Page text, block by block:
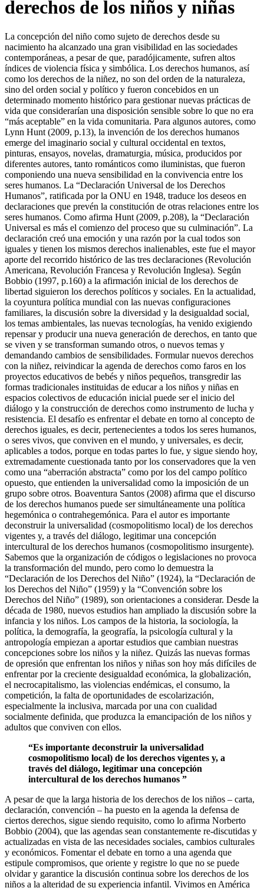
derechos de los niños y niñas
La concepción del niño como sujeto de derechos desde su
nacimiento ha alcanzado una gran visibilidad en las sociedades
contemporáneas, a pesar de que, paradójicamente, sufren altos
índices de violencia física y simbólica. Los derechos humanos, así
como los derechos de la niñez, no son del orden de la naturaleza,
sino del orden social y político y fueron concebidos en un
determinado momento histórico para gestionar nuevas prácticas de
vida que considerarían una disposición sensible sobre lo que no era
“más aceptable” en la vida comunitaria. Para algunos autores, como
Lynn Hunt (2009, p.13), la invención de los derechos humanos
emerge del imaginario social y cultural occidental en textos,
pinturas, ensayos, novelas, dramaturgia, música, producidos por
diferentes autores, tanto románticos como iluministas, que fueron
componiendo una nueva sensibilidad en la convivencia entre los
seres humanos. La “Declaración Universal de los Derechos
Humanos”, ratificada por la ONU en 1948, traduce los deseos en
declaraciones que prevén la constitución de otras relaciones entre los
seres humanos. Como afirma Hunt (2009, p.208), la “Declaración
Universal es más el comienzo del proceso que su culminación”. La
declaración creó una emoción y una razón por la cual todos son
iguales y tienen los mismos derechos inalienables, este fue el mayor
aporte del recorrido histórico de las tres declaraciones (Revolución
Americana, Revolución Francesa y Revolución Inglesa). Según
Bobbio (1997, p.160) a la afirmación inicial de los derechos de
libertad siguieron los derechos políticos y sociales. En la actualidad,
la coyuntura política mundial con las nuevas configuraciones
familiares, la discusión sobre la diversidad y la desigualdad social,
los temas ambientales, las nuevas tecnologías, ha venido exigiendo
repensar y producir una nueva generación de derechos, en tanto que
se viven y se transforman sumando otros, o nuevos temas y
demandando cambios de sensibilidades. Formular nuevos derechos
con la niñez, reivindicar la agenda de derechos como faros en los
proyectos educativos de bebés y niños pequeños, transgredir las
formas tradicionales instituidas de educar a los niños y niñas en
espacios colectivos de educación inicial puede ser el inicio del
diálogo y la construcción de derechos como instrumento de lucha y
resistencia. El desafío es enfrentar el debate en torno al concepto de
derechos iguales, es decir, pertenecientes a todos los seres humanos,
o seres vivos, que conviven en el mundo, y universales, es decir,
aplicables a todos, porque en todas partes lo fue, y sigue siendo hoy,
extremadamente cuestionada tanto por los conservadores que la ven
como una “aberración abstracta” como por los del campo político
opuesto, que entienden la universalidad como la imposición de un
grupo sobre otros. Boaventura Santos (2008) afirma que el discurso
de los derechos humanos puede ser simultáneamente una política
hegemónica o contrahegemónica. Para el autor es importante
deconstruir la universalidad (cosmopolitismo local) de los derechos
vigentes y, a través del diálogo, legitimar una concepción
intercultural de los derechos humanos (cosmopolitismo insurgente).
Sabemos que la organización de códigos o legislaciones no provoca
la transformación del mundo, pero como lo demuestra la
“Declaración de los Derechos del Niño” (1924), la “Declaración de
los Derechos del Niño” (1959) y la “Convención sobre los
Derechos del Niño” (1989), son orientaciones a considerar. Desde la
década de 1980, nuevos estudios han ampliado la discusión sobre la
infancia y los niños. Los campos de la historia, la sociología, la
política, la demografía, la geografía, la psicología cultural y la
antropología empiezan a aportar estudios que cambian nuestras
concepciones sobre los niños y la niñez. Quizás las nuevas formas
de opresión que enfrentan los niños y niñas son hoy más difíciles de
enfrentar por la creciente desigualdad económica, la globalización,
el necrocapitalismo, las violencias endémicas, el consumo, la
competición, la falta de oportunidades de escolarización,
especialmente la inclusiva, marcada por una con cualidad
socialmente definida, que produzca la emancipación de los niños y
adultos que conviven con ellos.
“Es importante deconstruir la universalidad
cosmopolitismo local) de los derechos vigentes y, a
través del diálogo, legitimar una concepción
intercultural de los derechos humanos ”
A pesar de que la larga historia de los derechos de los niños – carta,
declaración, convención – ha puesto en la agenda la defensa de
ciertos derechos, sigue siendo requisito, como lo afirma Norberto
Bobbio (2004), que las agendas sean constantemente re-discutidas y
actualizadas en vista de las necesidades sociales, cambios culturales
y económicos. Fomentar el debate en torno a una agenda que
estipule compromisos, que oriente y registre lo que no se puede
olvidar y garantice la discusión continua sobre los derechos de los
niños a la alteridad de su experiencia infantil. Vivimos en América